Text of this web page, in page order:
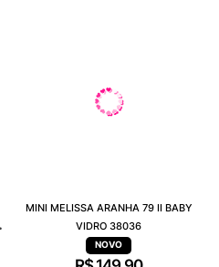
MINI MELISSA ARANHA 79 II BABY
VIDRO 38036